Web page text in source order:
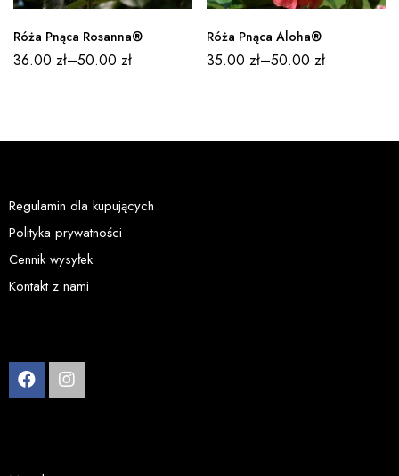
nowych krzyżówek róż ogrodowych w wyniku czego po
okresie próbnym trwającym od ośmiu do dziesięciu lat
powstają cztery do sześciu odmian nadających się do
Róża Pnąca Rosanna®
36.00 zł–50.00 zł
Róża Pnąca Aloha®
35.00 zł–50.00 zł
Regulamin dla kupujących
Polityka prywatności
Cennik wysyłek
Kontakt z nami